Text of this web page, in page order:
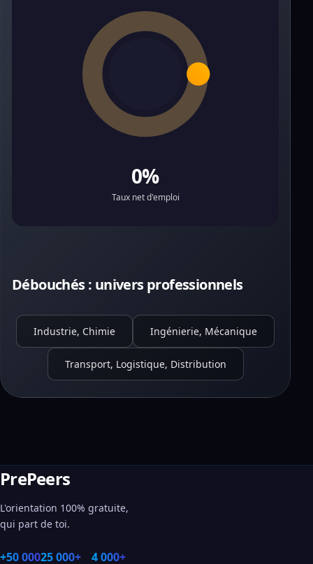
0%
Taux net d'emploi
Débouchés : univers professionnels
Industrie, Chimie Ingénierie, Mécanique
Transport, Logistique, Distribution
PrePeers
L'orientation 100% gratuite,
qui part de toi.
+50 00025 000+ 4 000+